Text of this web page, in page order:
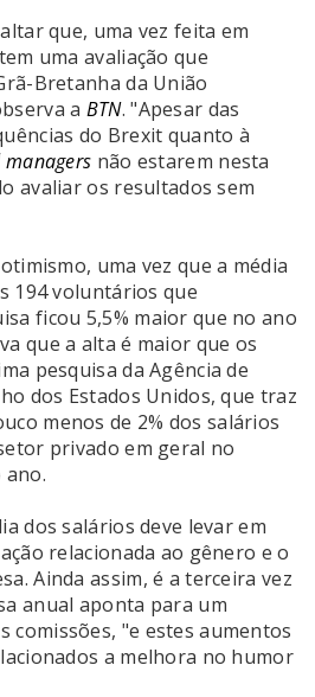
que, uma vez feita em
uma avaliação que
Bretanha da União
a BTN. "Apesar das
do Brexit quanto à
não estarem nesta
avaliar os resultados sem
uma vez que a média
194 voluntários que
ficou 5,5% maior que no ano
que a alta é maior que os
pesquisa da Agência de
dos Estados Unidos, que traz
menos de 2% dos salários
privado em geral no
dos salários deve levar em
relacionada ao gênero e o
Ainda assim, é a terceira vez
anual aponta para um
comissões, "e estes aumentos
a melhora no humor